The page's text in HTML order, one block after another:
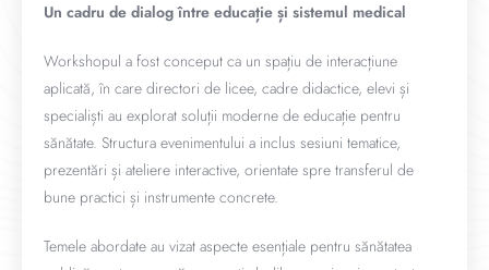
Un cadru de dialog între educație și sistemul medical
Workshopul a fost conceput ca un spațiu de interacțiune
aplicată, în care directori de licee, cadre didactice, elevi și
specialiști au explorat soluții moderne de educație pentru
sănătate. Structura evenimentului a inclus sesiuni tematice,
prezentări și ateliere interactive, orientate spre transferul de
bune practici și instrumente concrete.
Temele abordate au vizat aspecte esențiale pentru sănătatea